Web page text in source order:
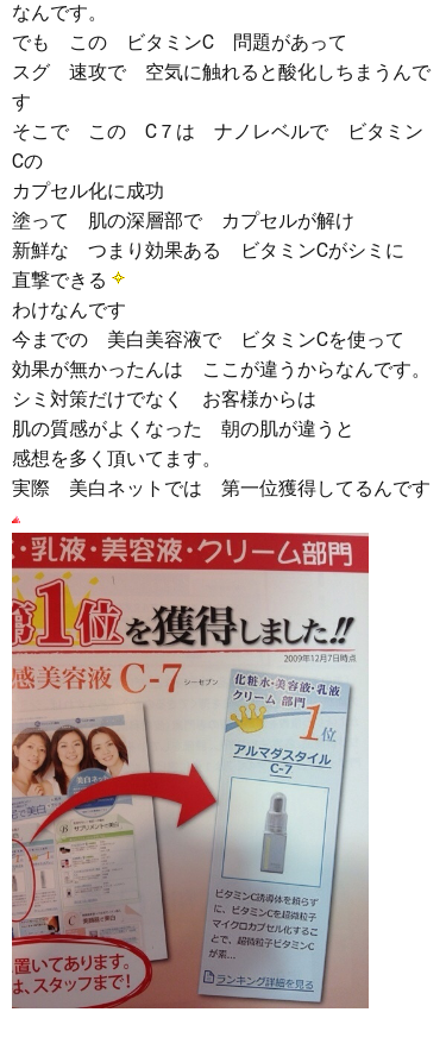
なんです。
でも この ビタミンC 問題があって
スグ 速攻で 空気に触れると酸化しちまうんで
す
そこで この C７は ナノレベルで ビタミン
Cの
カプセル化に成功
塗って 肌の深層部で カプセルが解け
新鮮な つまり効果ある ビタミンCがシミに
直撃できる
わけなんです
今までの 美白美容液で ビタミンCを使って
効果が無かったんは ここが違うからなんです。
シミ対策だけでなく お客様からは
肌の質感がよくなった 朝の肌が違うと
感想を多く頂いてます。
実際 美白ネットでは 第一位獲得してるんです